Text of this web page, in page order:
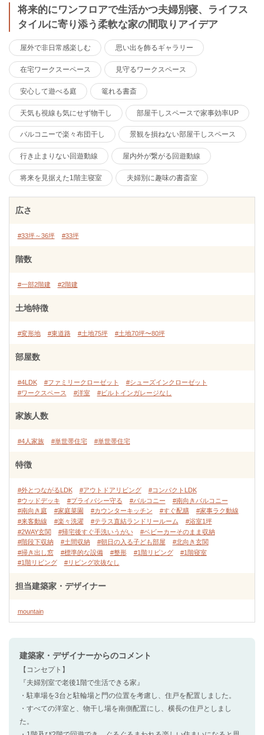
将来的にワンフロアで生活かつ夫婦別寝、ライフス
タイルに寄り添う柔軟な家の間取りアイデア
屋外で非日常感楽しむ 思い出を飾るギャラリー
在宅ワークスーペース 見守るワークスペース
安心して遊べる庭 篭れる書斎
天気も視線も気にせず物干し 部屋干しスペースで家事効率UP
バルコニーで楽々布団干し 景観を損ねない部屋干しスペース
行き止まりない回遊動線 屋内外が繋がる回遊動線
将来を見据えた1階主寝室 夫婦別に趣味の書斎室
広さ
#33坪～36坪 #33坪
階数
#一部2階建 #2階建
土地特徴
#変形地 #東道路 #土地75坪 #土地70坪〜80坪
部屋数
#4LDK #ファミリークローゼット
#シューズインクローゼット
#ワークスペース
#洋室 #ビルトインガレージなし
家族人数
#4人家族 #単世帯住宅 #単世帯住宅
特徴
#外とつながるLDK #アウトドアリビング
#コンパクトLDK
#ウッドデッキ
#プライバシー守る #バルコニー
#南向きバルコニー
#南向き庭
#家庭菜園 #カウンターキッチン #すぐ配膳
#家事ラク動線
#来客動線
#楽々洗濯 #テラス直結ランドリールーム
#浴室1坪
#2WAY玄関
#帰宅後すぐ手洗いうがい
#ベビーカーそのまま収納
#階段下収納
#土間収納 #朝日の入る子ども部屋
#北向き玄関
#掃き出し窓
#標準的な設備 #整形 #1階リビング
#1階寝室
#1階リビング
#リビング吹抜なし
担当建築家・デザイナー
mountain
建築家・デザイナーからのコメント
【コンセプト】
『夫婦別室で老後1階で生活できる家』
・駐車場を3台と駐輪場と門の位置を考慮し、住戸を配置しました。
・すべての洋室と、物干し場を南側配置にし、横長の住戸としまし
た。